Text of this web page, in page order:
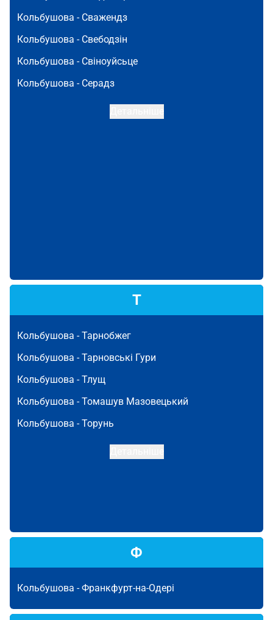
Кольбушова - Сважендз
Кольбушова - Свебодзін
Кольбушова - Свіноуйсьце
Кольбушова - Серадз
Т
Кольбушова -Тарнобжег
Кольбушова -Тарновські Гури
Кольбушова -Тлущ
Кольбушова -Томашув Мазовецький
Кольбушова -Торунь
Ф
Кольбушова -Франкфурт-на-Одері